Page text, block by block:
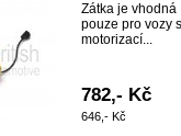
Zátka je vhodná
pouze pro vozy s
motorizací...
782,- Kč
646,- Kč